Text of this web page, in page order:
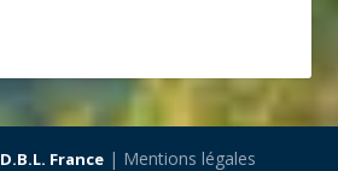
D.B.L. France| Mentions légales